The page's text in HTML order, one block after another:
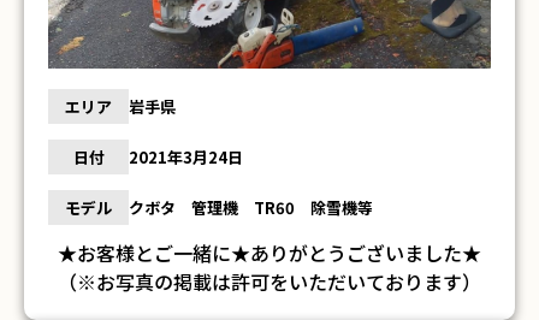
エリア 岩手県
日付 2021年3月24日
モデル クボタ 管理機 TR60 除雪機等
★お客様とご一緒に★ありがとうございました★
（※お写真の掲載は許可をいただいております）